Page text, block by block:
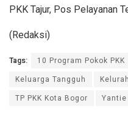
PKK Tajur, Pos Pelayanan
(Redaksi)
Tags: 10 Program Pokok PKK
Keluarga Tangguh
TP PKK Kota Bogor